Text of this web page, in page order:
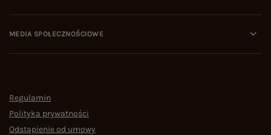
MEDIA SPOŁECZNOŚCIOWE
Regulamin
Polityka prywatności
Odstąpienie od umowy